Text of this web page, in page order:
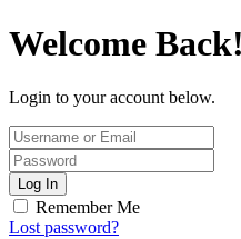
Welcome Back!
Login to your account below.
Log In
Remember Me
Lost password?